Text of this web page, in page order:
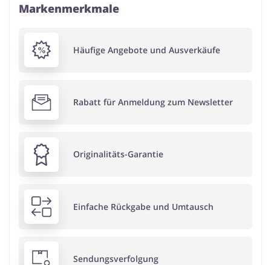
Markenmerkmale
Häufige Angebote und Ausverkäufe
Rabatt für Anmeldung zum Newsletter
Originalitäts-Garantie
Einfache Rückgabe und Umtausch
Sendungsverfolgung